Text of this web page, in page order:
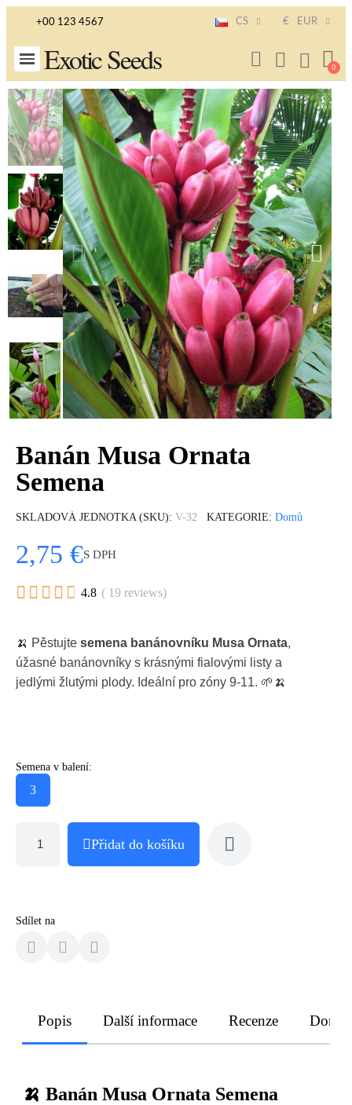
+00 123 4567 CS € EUR
Exotic Seeds
Banán Musa Ornata
Semena
SKLADOVÁ JEDNOTKA (SKU) V-32 KATEGORIE Domů
2,75 €S DPH
     4.8 ( 19 reviews)
🍌 Pěstujte semena banánovníku Musa Ornata,
úžasné banánovníky s krásnými fialovými listy a
jedlými žlutými plody. Ideální pro zóny 9-11. 🌱🍌
Semena v balení:
3
Přidat do košíku
Sdílet na
Popis Další informace Recenze
🍌 Banán Musa Ornata Semena